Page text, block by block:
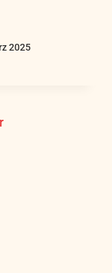
2025